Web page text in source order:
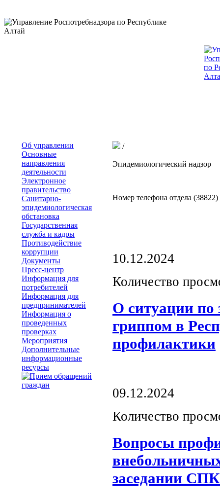
Об управлении
Основные
направления
деятельности
Электронное
правительство
Санитарно-
эпидемиологическая
обстановка
Государственная
служба и кадры
Противодействие
коррупции
Документы
Пресс-центр
Информация для
потребителей
Информация для
предпринимателей
Информация о
проведенных
проверках
Мероприятия
Дополнительные
информационные
ресурсы
/
Эпидемиологический надзор
Номер телефона отдела (38822)
10.12.2024
Количество
О ситуации по
гриппом в
профилактики
09.12.2024
Количество
Вопросы
заседании